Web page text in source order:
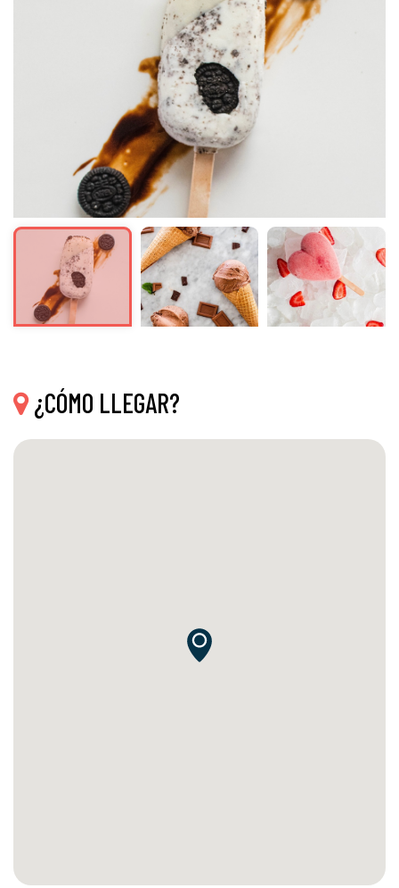
¿CÓMO LLEGAR?